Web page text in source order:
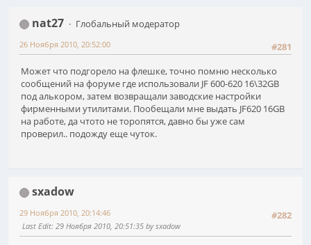
nat27
Глобальный модератор
#281
26 Ноября 2010, 20:52:00
Может что подгорело на флешке, точно помню несколько
сообщений на форуме где использовали JF 600-620 16\32GB
под алькором, затем возвращали заводские настройки
фирменными утилитами. Пообещали мне выдать JF620 16GB
на работе, да чтото не торопятся, давно бы уже сам
проверил.. подожду еще чуток.
sxadow
#282
29 Ноября 2010, 20:14:46
Last Edit: 29 Ноября 2010, 20:51:35 by sxadow